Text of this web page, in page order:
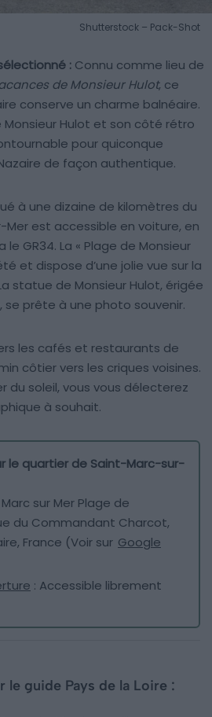
Shutterstock – Pack-Shot
: Connu comme lieu de
de Monsieur Hulot, ce
conserve un charme balnéaire.
Hulot et son côté rétro
pour quiconque
de façon authentique.
à une dizaine de kilomètres du
est accessible en voiture, en
GR34. La « Plage de Monsieur
et dispose d’une jolie vue sur la
statue de Monsieur Hulot, érigée
prête à une photo souvenir.
les cafés et restaurants de
côtier vers les criques voisines.
du soleil, vous vous délecterez
à souhait.
le quartier de Saint-Marc-sur-
sur Mer Plage de
du Commandant Charcot,
France (Voir sur Google
: Accessible librement
le guide Pays de la Loire :